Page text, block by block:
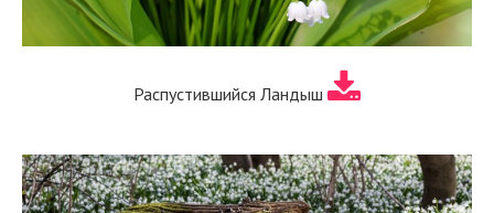
Распустившийся Ландыш